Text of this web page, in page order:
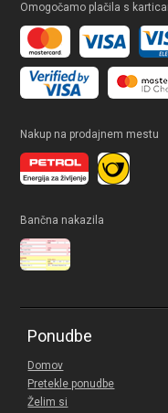
Omogočamo plačila s
Nakup na prodajnem mestu
Bančna nakazila
Ponudbe
Domov
Pretekle ponudbe
Želim si